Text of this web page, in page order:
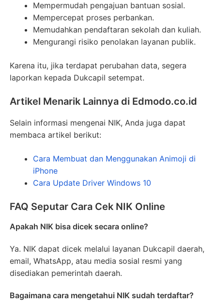
Mempermudah pengajuan bantuan sosial.
Mempercepat proses perbankan.
Memudahkan pendaftaran sekolah dan kuliah.
Mengurangi risiko penolakan layanan publik.
Karena itu, jika terdapat perubahan data, segera
laporkan kepada Dukcapil setempat.
Artikel Menarik Lainnya di Edmodo.co.id
Selain informasi mengenai NIK, Anda juga dapat
membaca artikel berikut:
Cara Membuat dan Menggunakan Animoji di
iPhone
Cara Update Driver Windows 10
FAQ Seputar Cara Cek NIK Online
Apakah NIK bisa dicek secara online?
Ya. NIK dapat dicek melalui layanan Dukcapil daerah,
email, WhatsApp, atau media sosial resmi yang
disediakan pemerintah daerah.
Bagaimana cara mengetahui NIK sudah terdaftar?